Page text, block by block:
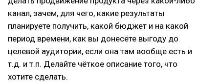
канал, зачем, для чего, какие результаты
планируете получить, какой бюджет и на какой
период времени, как вы донесёте выгоду до
целевой аудитории, если она там вообще есть и
т.д. и т.п. Делайте чёткое описание того, что
хотите сделать.